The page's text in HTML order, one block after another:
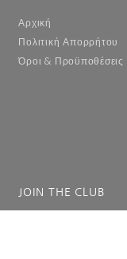
Αρχική
Πολιτική Απορρήτου
Όροι & Προϋποθέσεις
JOIN THE CLUB